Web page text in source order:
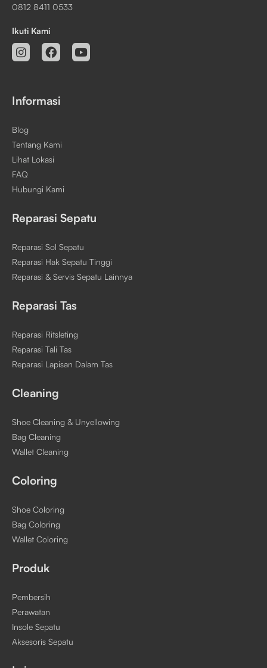
0812 8411 0533
Ikuti Kami
Informasi
Blog
Tentang Kami
Lihat Lokasi
FAQ
Hubungi Kami
Reparasi Sepatu
Reparasi Sol Sepatu
Reparasi Hak Sepatu Tinggi
Reparasi & Servis Sepatu Lainnya
Reparasi Tas
Reparasi Ritsleting
Reparasi Tali Tas
Reparasi Lapisan Dalam Tas
Cleaning
Shoe Cleaning & Unyellowing
Bag Cleaning
Wallet Cleaning
Coloring
Shoe Coloring
Bag Coloring
Wallet Coloring
Produk
Pembersih
Perawatan
Insole Sepatu
Aksesoris Sepatu